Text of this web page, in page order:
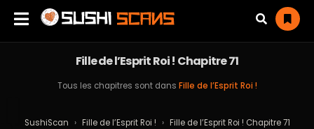
Fille de l’Esprit Roi ! Chapitre 71
Tous les chapitres sont dans Fille de l’Esprit Roi !
SushiScan › Fille de l’Esprit Roi ! › Fille de l’Esprit Roi ! Chapitre 71